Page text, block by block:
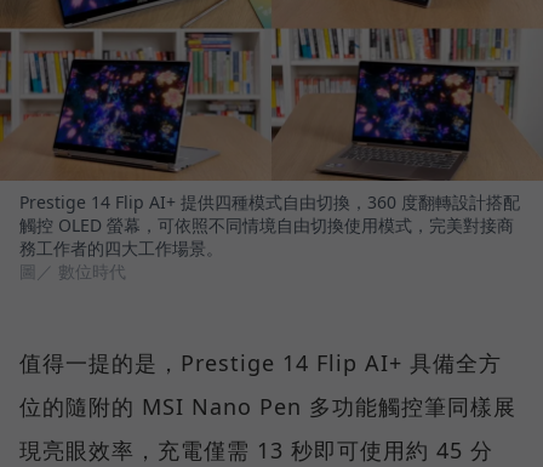
Prestige 14 Flip AI+ 提供四種模式自由切換，360 度翻轉設計搭配
觸控 OLED 螢幕，可依照不同情境自由切換使用模式，完美對接商
務工作者的四大工作場景。
圖／ 數位時代
值得一提的是，Prestige 14 Flip AI+ 具備全方
位的隨附的 MSI Nano Pen 多功能觸控筆同樣展
現亮眼效率，充電僅需 13 秒即可使用約 45 分